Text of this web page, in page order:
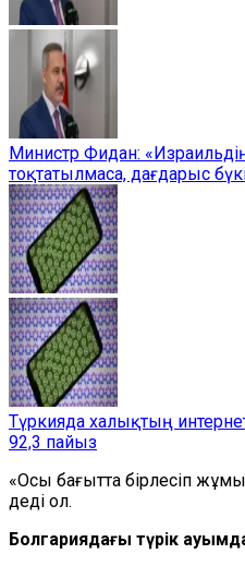
Министр Фидан:
тоқтатылмаса, дағдарыс
Түркияда халықтың
92,3 пайыз
«Осы бағытта бірлесіп
деді ол.
Болгариядағы түрік